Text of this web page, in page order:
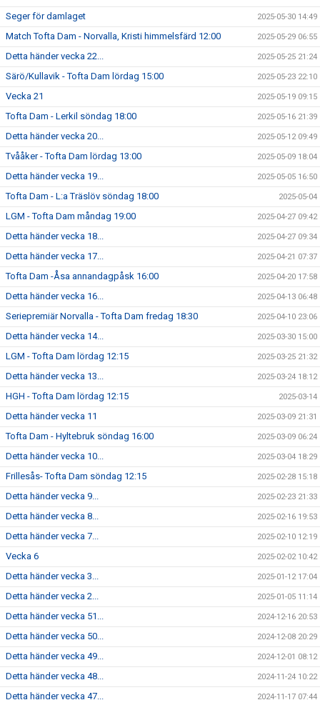
Seger för damlaget 2025-05-30 14:49
Match Tofta Dam - Norvalla, Kristi himmelsfärd 12:00 2025-05-29 06:55
Detta händer vecka 22... 2025-05-25 21:24
Särö/Kullavik - Tofta Dam lördag 15:00 2025-05-23 22:10
Vecka 21 2025-05-19 09:15
Tofta Dam - Lerkil söndag 18:00 2025-05-16 21:39
Detta händer vecka 20... 2025-05-12 09:49
Tvååker - Tofta Dam lördag 13:00 2025-05-09 18:04
Detta händer vecka 19... 2025-05-05 16:50
Tofta Dam - L:a Träslöv söndag 18:00 2025-05-04
LGM - Tofta Dam måndag 19:00 2025-04-27 09:42
Detta händer vecka 18... 2025-04-27 09:34
Detta händer vecka 17... 2025-04-21 07:37
Tofta Dam -Åsa annandagpåsk 16:00 2025-04-20 17:58
Detta händer vecka 16... 2025-04-13 06:48
Seriepremiär Norvalla - Tofta Dam fredag 18:30 2025-04-10 23:06
Detta händer vecka 14... 2025-03-30 15:00
LGM - Tofta Dam lördag 12:15 2025-03-25 21:32
Detta händer vecka 13... 2025-03-24 18:12
HGH - Tofta Dam lördag 12:15 2025-03-14
Detta händer vecka 11 2025-03-09 21:31
Tofta Dam - Hyltebruk söndag 16:00 2025-03-09 06:24
Detta händer vecka 10... 2025-03-04 18:29
Frillesås- Tofta Dam söndag 12:15 2025-02-28 15:18
Detta händer vecka 9... 2025-02-23 21:33
Detta händer vecka 8... 2025-02-16 19:53
Detta händer vecka 7... 2025-02-10 12:19
Vecka 6 2025-02-02 10:42
Detta händer vecka 3... 2025-01-12 17:04
Detta händer vecka 2... 2025-01-05 11:14
Detta händer vecka 51... 2024-12-16 20:53
Detta händer vecka 50... 2024-12-08 20:29
Detta händer vecka 49... 2024-12-01 08:12
Detta händer vecka 48... 2024-11-24 10:22
Detta händer vecka 47... 2024-11-17 07:44